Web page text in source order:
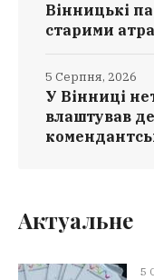
Вінницькі
старими
У Вінниці
влаштував
5 Серпня, 2026
Актуальне
5